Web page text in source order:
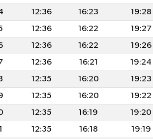
12:36 16:23 19:28
12:36 16:22 19:27
12:36 16:22 19:26
12:36 16:21 19:24
12:35 16:20 19:23
12:35 16:20 19:22
12:35 16:19 19:20
12:35 16:18 19:19